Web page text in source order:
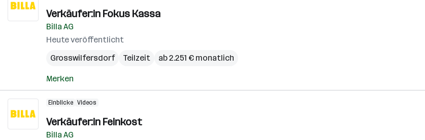
Verkäufer:in Fokus Kassa
Billa AG
Heute veröffentlicht
Grosswilfersdorf
Teilzeit ab 2.251 € monatlich
Merken
Einblicke Videos
Verkäufer:in Feinkost
Billa AG